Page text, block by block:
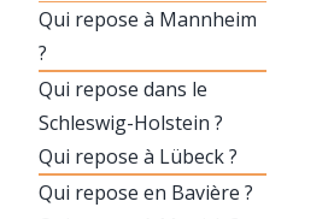
Qui repose à Mannheim
?
Qui repose dans le
Schleswig-Holstein ?
Qui repose à Lübeck ?
Qui repose en Bavière ?